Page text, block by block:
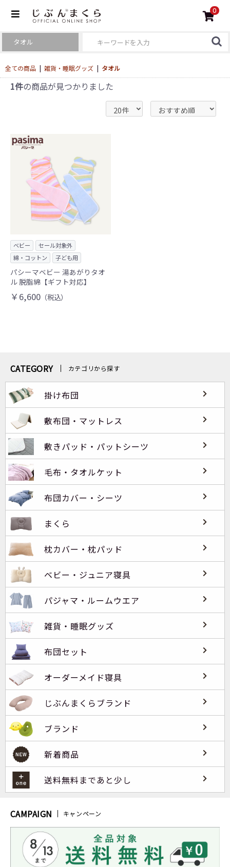
0
全ての商品 | 雑貨・睡眠グッズ | タオル
1件の商品が見つかりました
ベビー
セール対象外
綿・コットン
子ども用
パシーマベビー 湯あがりタオ
ル 脱脂綿【ギフト対応】
￥6,600 （税込）
CATEGORY カテゴリから探す
掛け布団
敷布団・マットレス
敷きパッド・パットシーツ
毛布・タオルケット
布団カバー・シーツ
まくら
枕カバー・枕パッド
ベビー・ジュニア寝具
パジャマ・ルームウエア
雑貨・睡眠グッズ
布団セット
オーダーメイド寝具
じぶんまくらブランド
ブランド
新着商品
送料無料まであと少し
CAMPAIGN キャンペーン